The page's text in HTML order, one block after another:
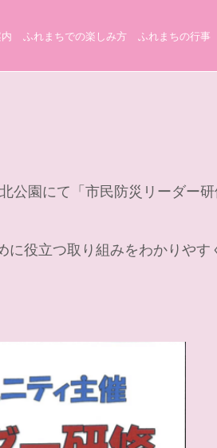
ふれまちでの楽しみ方 ふれまちの行事
公園にて「市民防災リーダー
に役立つ取り組みをわかりやす